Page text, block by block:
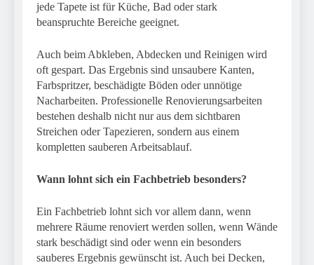
jede Tapete ist für Küche, Bad oder stark
beanspruchte Bereiche geeignet.
Auch beim Abkleben, Abdecken und Reinigen wird
oft gespart. Das Ergebnis sind unsaubere Kanten,
Farbspritzer, beschädigte Böden oder unnötige
Nacharbeiten. Professionelle Renovierungsarbeiten
bestehen deshalb nicht nur aus dem sichtbaren
Streichen oder Tapezieren, sondern aus einem
kompletten sauberen Arbeitsablauf.
Wann lohnt sich ein Fachbetrieb besonders?
Ein Fachbetrieb lohnt sich vor allem dann, wenn
mehrere Räume renoviert werden sollen, wenn Wände
stark beschädigt sind oder wenn ein besonders
sauberes Ergebnis gewünscht ist. Auch bei Decken,